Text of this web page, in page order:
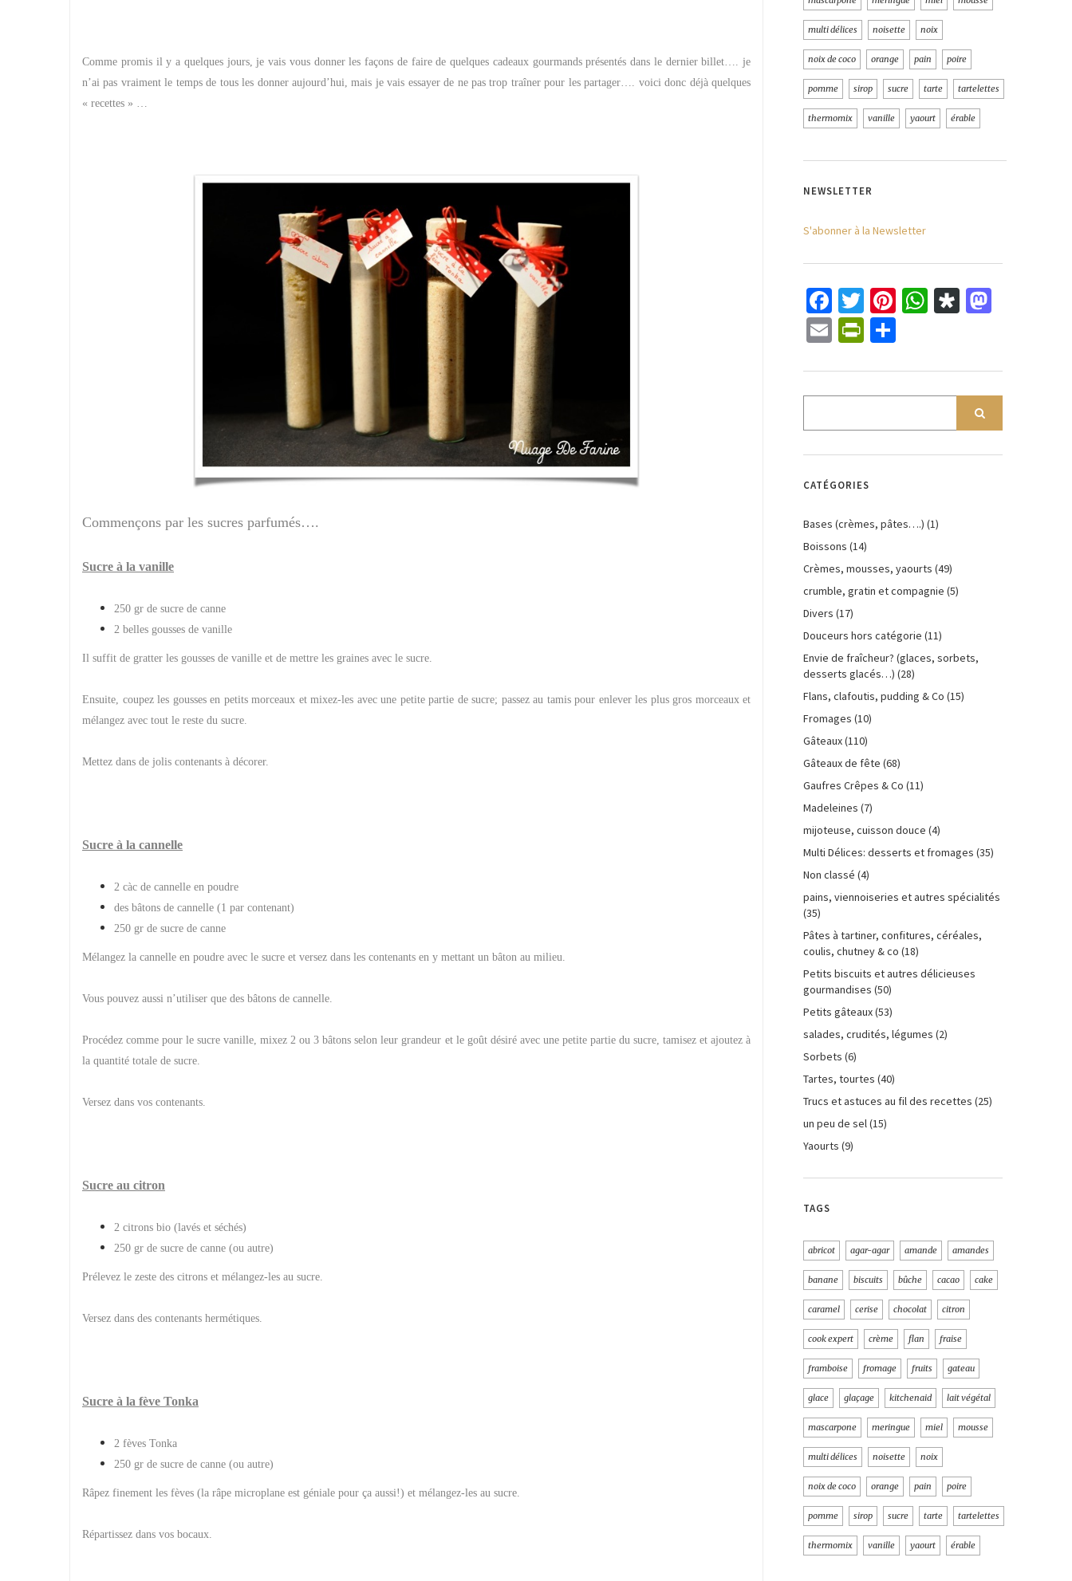
Comme promis il y a quelques jours, je vais vous donner les façons de faire de quelques cadeaux gourmands présentés dans le dernier billet…. je
n’ai pas vraiment le temps de tous les donner aujourd’hui, mais je vais essayer de ne pas trop traîner pour les partager…. voici donc déjà quelques
« recettes » …
Commençons par les sucres parfumés….
Sucre à la vanille
250 gr de sucre de canne
2 belles gousses de vanille
Il suffit de gratter les gousses de vanille et de mettre les graines avec le sucre.
Ensuite, coupez les gousses en petits morceaux et mixez-les avec une petite partie de sucre; passez au tamis pour enlever les plus gros morceaux et
mélangez avec tout le reste du sucre.
Mettez dans de jolis contenants à décorer.
Sucre à la cannelle
2 càc de cannelle en poudre
des bâtons de cannelle (1 par contenant)
250 gr de sucre de canne
Mélangez la cannelle en poudre avec le sucre et versez dans les contenants en y mettant un bâton au milieu.
Vous pouvez aussi n’utiliser que des bâtons de cannelle.
Procédez comme pour le sucre vanille, mixez 2 ou 3 bâtons selon leur grandeur et le goût désiré avec une petite partie du sucre, tamisez et ajoutez à
la quantité totale de sucre.
Versez dans vos contenants.
Sucre au citron
2 citrons bio (lavés et séchés)
250 gr de sucre de canne (ou autre)
Prélevez le zeste des citrons et mélangez-les au sucre.
Versez dans des contenants hermétiques.
Sucre à la fève Tonka
2 fèves Tonka
250 gr de sucre de canne (ou autre)
Râpez finement les fèves (la râpe microplane est géniale pour ça aussi!) et mélangez-les au sucre.
Répartissez dans vos bocaux.
multi délices noisette noix
noix de coco orange pain poire
pomme sirop sucre tarte tartelettes
thermomix vanille yaourt érable
NEWSLETTER
S'abonner à la Newsletter
Facebook
Twitter
Pinterest
WhatsApp
Diaspora
EmailPrintFriendly
CATÉGORIES
Bases (crèmes, pâtes….) (1)
Boissons (14)
Crèmes, mousses, yaourts (49)
crumble, gratin et compagnie (5)
Divers (17)
Douceurs hors catégorie (11)
Envie de fraîcheur? (glaces, sorbets,
desserts glacés…) (28)
Flans, clafoutis, pudding & Co (15)
Fromages (10)
Gâteaux(110)
Gâteaux de fête (68)
Gaufres Crêpes & Co (11)
Madeleines (7)
mijoteuse, cuisson douce (4)
Multi Délices: desserts et fromages (35)
Non classé (4)
pains, viennoiseries et autres spécialités
(35)
Pâtes à tartiner, confitures, céréales,
coulis, chutney & co (18)
Petits biscuits et autres délicieuses
gourmandises (50)
Petits gâteaux(53)
salades, crudités, légumes (2)
Sorbets (6)
Tartes, tourtes (40)
Trucs et astuces au fil des recettes (25)
un peu de sel(15)
Yaourts (9)
TAGS
abricot agar-agar amande amandes
banane biscuits bûche cacao cake
caramel cerise chocolat citron
cook expert crème flan fraise
framboise fromage fruits gateau
glace glaçage kitchenaid lait végétal
mascarpone meringue miel mousse
multi délices noisette noix
noix de coco orange pain poire
pomme sirop sucre tarte tartelettes
thermomix vanille yaourt érable